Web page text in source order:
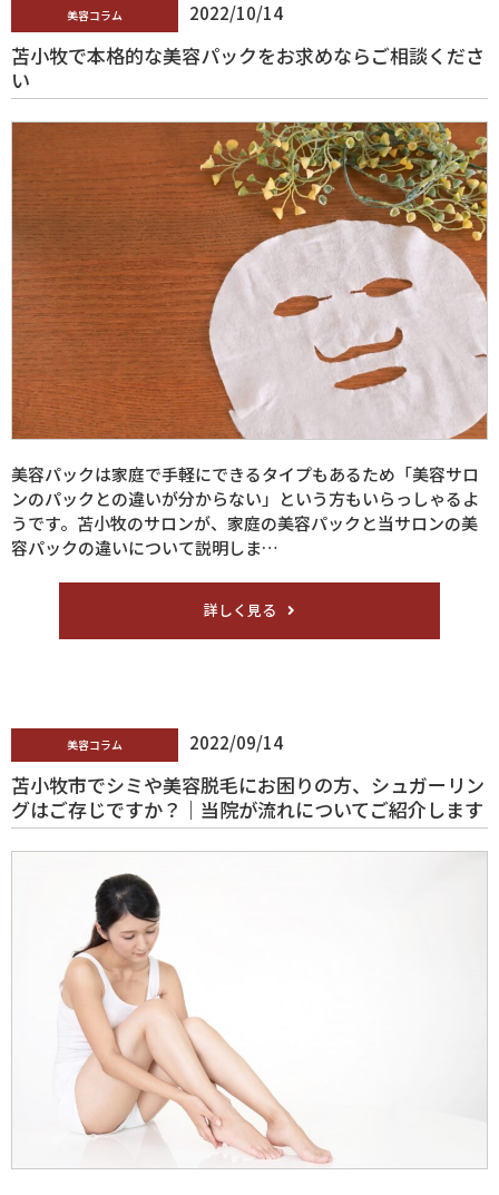
美容コラム 2022/10/14
苫小牧で本格的な美容パックをお求めならご相談くださ
い
美容パックは家庭で手軽にできるタイプもあるため「美容サロ
ンのパックとの違いが分からない」という方もいらっしゃるよ
うです。苫小牧のサロンが、家庭の美容パックと当サロンの美
容パックの違いについて説明しま…
詳しく見る
美容コラム 2022/09/14
苫小牧市でシミや美容脱毛にお困りの方、シュガーリン
グはご存じですか？｜当院が流れについてご紹介します